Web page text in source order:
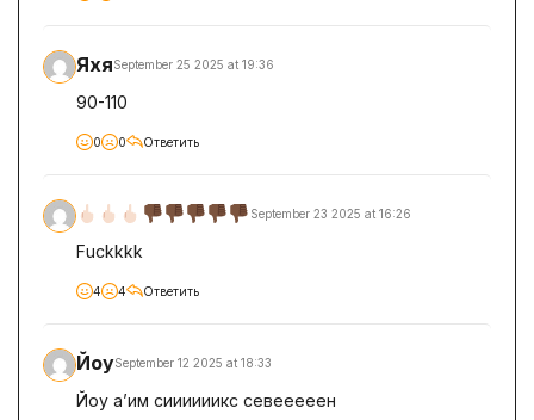
ЯхяSeptember 25 2025 at 19:36
90-110
0 0 Ответить
September 23 2025 at 16:26
Fuckkkk
4 4 Ответить
ЙоуSeptember 12 2025 at 18:33
Йоу а’им сиииииикс севееееен